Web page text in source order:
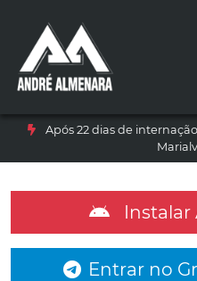
Após 22 dias de
Instalar
Entrar no